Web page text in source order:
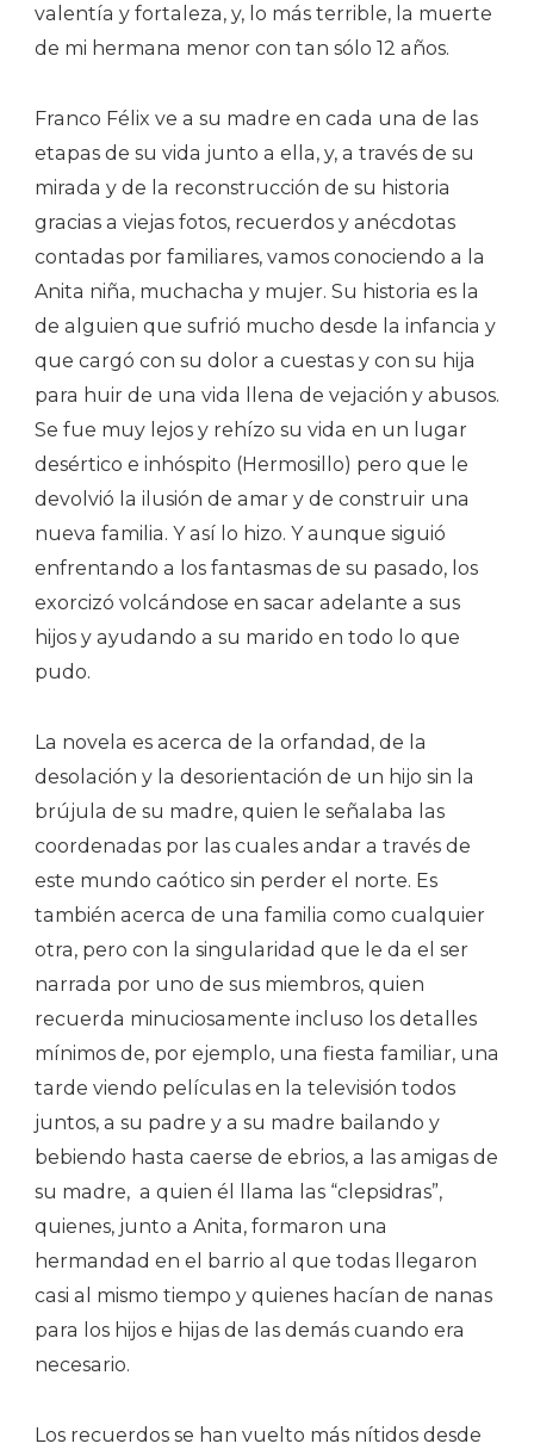
valentía y fortaleza, y, lo más terrible, la muerte
de mi hermana menor con tan sólo 12 años.
Franco Félix ve a su madre en cada una de las
etapas de su vida junto a ella, y, a través de su
mirada y de la reconstrucción de su historia
gracias a viejas fotos, recuerdos y anécdotas
contadas por familiares, vamos conociendo a la
Anita niña, muchacha y mujer. Su historia es la
de alguien que sufrió mucho desde la infancia y
que cargó con su dolor a cuestas y con su hija
para huir de una vida llena de vejación y abusos.
Se fue muy lejos y rehízo su vida en un lugar
desértico e inhóspito (Hermosillo) pero que le
devolvió la ilusión de amar y de construir una
nueva familia. Y así lo hizo. Y aunque siguió
enfrentando a los fantasmas de su pasado, los
exorcizó volcándose en sacar adelante a sus
hijos y ayudando a su marido en todo lo que
pudo.
La novela es acerca de la orfandad, de la
desolación y la desorientación de un hijo sin la
brújula de su madre, quien le señalaba las
coordenadas por las cuales andar a través de
este mundo caótico sin perder el norte. Es
también acerca de una familia como cualquier
otra, pero con la singularidad que le da el ser
narrada por uno de sus miembros, quien
recuerda minuciosamente incluso los detalles
mínimos de, por ejemplo, una fiesta familiar, una
tarde viendo películas en la televisión todos
juntos, a su padre y a su madre bailando y
bebiendo hasta caerse de ebrios, a las amigas de
su madre, a quien él llama las “clepsidras”,
quienes, junto a Anita, formaron una
hermandad en el barrio al que todas llegaron
casi al mismo tiempo y quienes hacían de nanas
para los hijos e hijas de las demás cuando era
necesario.
Los recuerdos se han vuelto más nítidos desde